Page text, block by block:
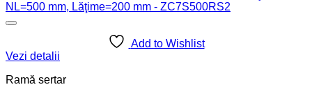
Add to Wishlist
Vezi detalii
Ramă sertar